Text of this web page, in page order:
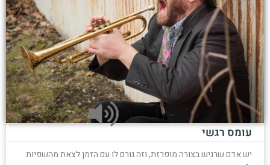
עומס רגשי
יש אדם שרגיש בצורה מופרזת, וזה גורם לו עם הזמן לצאת מהשפיות